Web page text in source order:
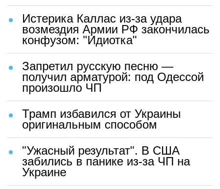
Истерика Каллас из-за удара
возмездия Армии РФ закончилась
конфузом: "Идиотка"
Запретил русскую песню —
получил арматурой: под Одессой
произошло ЧП
Трамп избавился от Украины
оригинальным способом
"Ужасный результат". В США
забились в панике из-за ЧП на
Украине